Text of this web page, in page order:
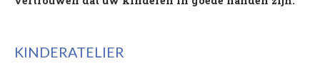
KINDERATELIER